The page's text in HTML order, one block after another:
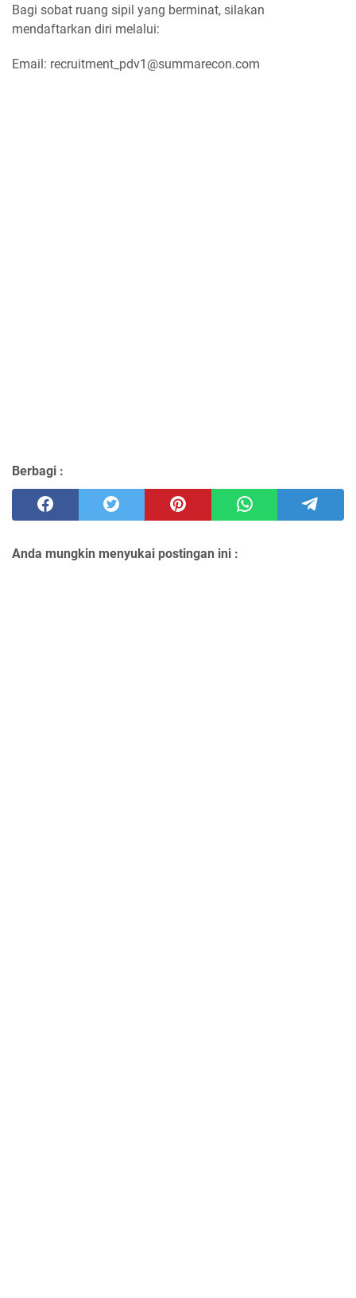
Bagi sobat ruang sipil yang berminat, silakan
mendaftarkan diri melalui:
Email: recruitment_pdv1@summarecon.com
Berbagi :
Anda mungkin menyukai postingan ini :